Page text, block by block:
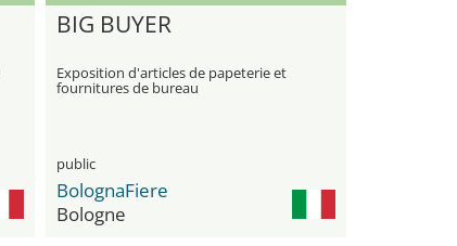
BIG BUYER
Exposition d'articles de papeterie et
fournitures de bureau
public
BolognaFiere
Bologne